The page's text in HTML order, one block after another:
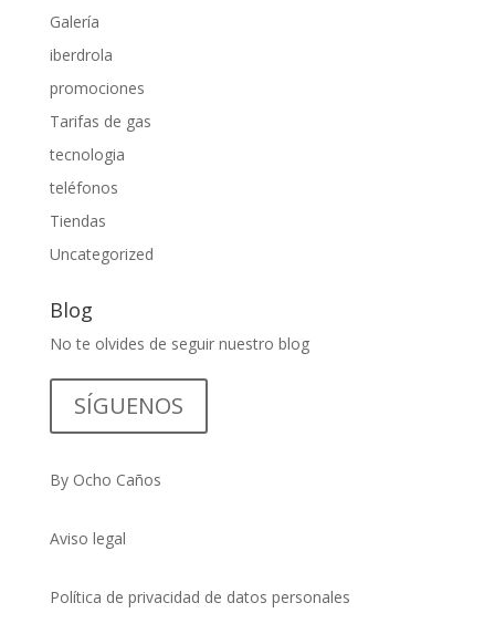
Galería
iberdrola
promociones
Tarifas de gas
tecnologia
teléfonos
Tiendas
Uncategorized
Blog
No te olvides de seguir nuestro blog
SÍGUENOS
By Ocho Caños
Aviso legal
Política de privacidad de datos personales